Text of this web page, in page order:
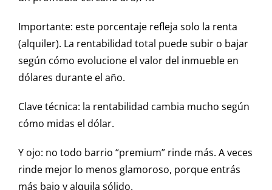
Importante: este porcentaje refleja solo la renta
(alquiler). La rentabilidad total puede subir o bajar
según cómo evolucione el valor del inmueble en
dólares durante el año.
Clave técnica: la rentabilidad cambia mucho según
cómo midas el dólar.
Y ojo: no todo barrio “premium” rinde más. A veces
rinde mejor lo menos glamoroso, porque entrás
más bajo y alquila sólido.